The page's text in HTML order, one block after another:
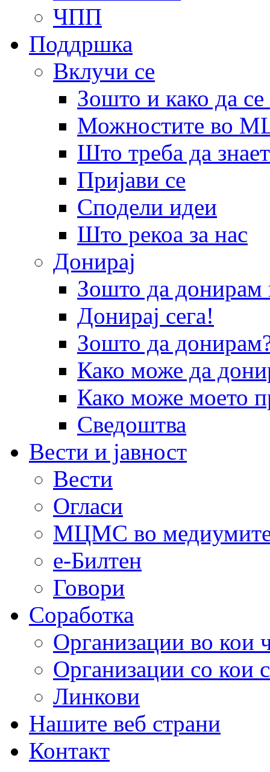
ЧПП
Поддршка
Вклучи се
Зошто и како да
Можностите во
Што треба да
Пријави се
Сподели идеи
Што рекоа за нас
Донирај
Зошто да
Донирај сега!
Зошто да
Како може да
Како може моето
Сведоштва
Вести и јавност
Вести
Огласи
МЦМС во
е-Билтен
Говори
Соработка
Организации во кои
Организации со кои
Линкови
Нашите веб страни
Контакт